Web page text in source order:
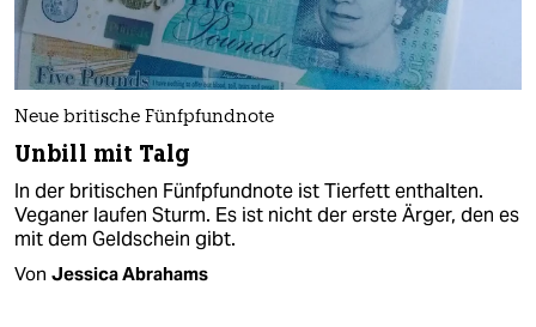
Neue britische Fünfpfundnote
Unbill mit Talg
In der britischen Fünfpfundnote ist Tierfett enthalten.
Veganer laufen Sturm. Es ist nicht der erste Ärger, den es
mit dem Geldschein gibt.
Von Jessica Abrahams